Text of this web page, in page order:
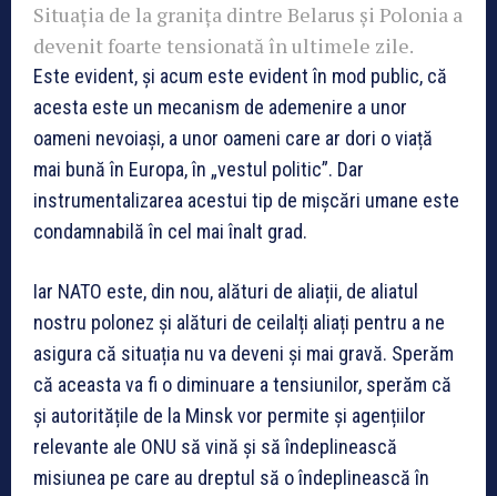
Situația de la granița dintre Belarus și Polonia a
devenit foarte tensionată în ultimele zile.
Este evident, și acum este evident în mod public, că
acesta este un mecanism de ademenire a unor
oameni nevoiași, a unor oameni care ar dori o viață
mai bună în Europa, în „vestul politic”. Dar
instrumentalizarea acestui tip de mișcări umane este
condamnabilă în cel mai înalt grad.
Iar NATO este, din nou, alături de aliații, de aliatul
nostru polonez și alături de ceilalți aliați pentru a ne
asigura că situația nu va deveni și mai gravă. Sperăm
că aceasta va fi o diminuare a tensiunilor, sperăm că
și autoritățile de la Minsk vor permite și agențiilor
relevante ale ONU să vină și să îndeplinească
misiunea pe care au dreptul să o îndeplinească în